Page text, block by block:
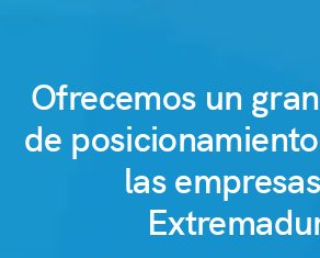
Ofrecemos un
de
las